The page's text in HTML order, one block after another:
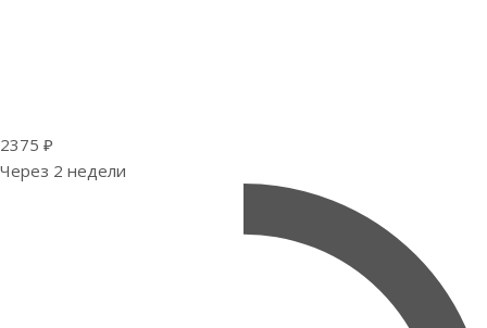
2375 ₽
Через 2 недели